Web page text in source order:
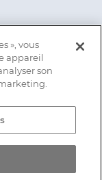
», vous
appareil
son